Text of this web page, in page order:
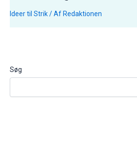
Ideer til Strik/ Af Redaktionen
Søg